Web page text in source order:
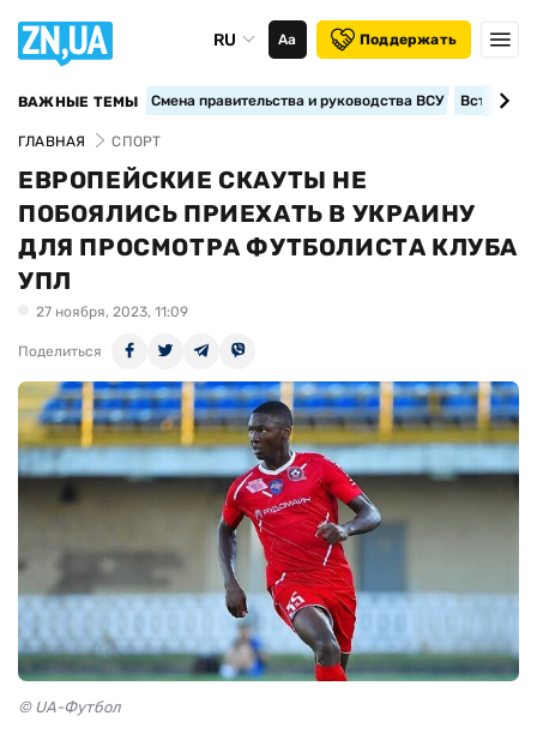
RU Аа Поддержать
ВАЖНЫЕ ТЕМЫ Смена правительства и руководства ВСУ
ГЛАВНАЯ СПОРТ
ЕВРОПЕЙСКИЕ СКАУТЫ НЕ
ПОБОЯЛИСЬ ПРИЕХАТЬ В УКРАИНУ
ДЛЯ ПРОСМОТРА ФУТБОЛИСТА КЛУБА
УПЛ
27 ноября, 2023, 11:09
Поделиться
© UA-Футбол